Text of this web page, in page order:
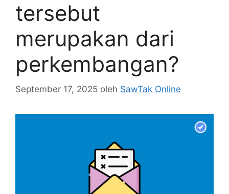
tersebut
merupakan dari
perkembangan?
September 17, 2025 oleh SawTak Online